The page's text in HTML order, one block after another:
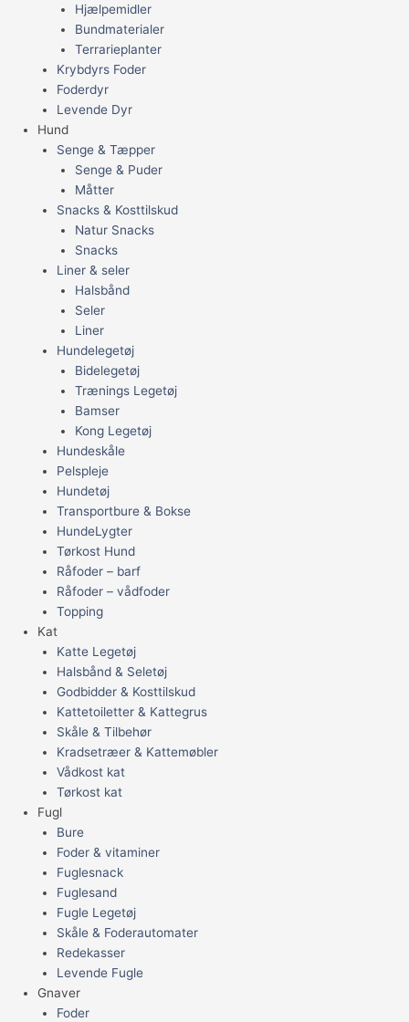
Hjælpemidler
Bundmaterialer
Terrarieplanter
Krybdyrs Foder
Foderdyr
Levende Dyr
Hund
Senge & Tæpper
Senge & Puder
Måtter
Snacks & Kosttilskud
Natur Snacks
Snacks
Liner & seler
Halsbånd
Seler
Liner
Hundelegetøj
Bidelegetøj
Trænings Legetøj
Bamser
Kong Legetøj
Hundeskåle
Pelspleje
Hundetøj
Transportbure & Bokse
HundeLygter
Tørkost Hund
Råfoder – barf
Råfoder – vådfoder
Topping
Kat
Katte Legetøj
Halsbånd & Seletøj
Godbidder & Kosttilskud
Kattetoiletter & Kattegrus
Skåle & Tilbehør
Kradsetræer & Kattemøbler
Vådkost kat
Tørkost kat
Fugl
Bure
Foder & vitaminer
Fuglesnack
Fuglesand
Fugle Legetøj
Skåle & Foderautomater
Redekasser
Levende Fugle
Gnaver
Foder